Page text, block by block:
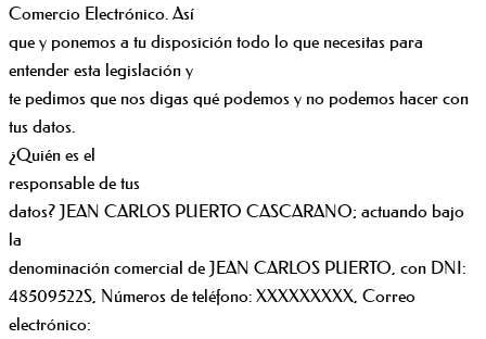
Comercio Electrónico. Así
que y ponemos a tu disposición todo lo que necesitas para
entender esta legislación y
te pedimos que nos digas qué podemos y no podemos hacer con
tus datos.
¿Quién es el
responsable de tus
datos? JEAN CARLOS PUERTO CASCARANO; actuando bajo
la
denominación comercial de JEAN CARLOS PUERTO, con DNI:
48509522S, Números de teléfono: XXXXXXXXX, Correo
electrónico: